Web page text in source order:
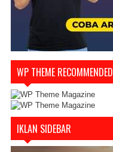
WP THEME RECOMMENDED
IKLAN SIDEBAR